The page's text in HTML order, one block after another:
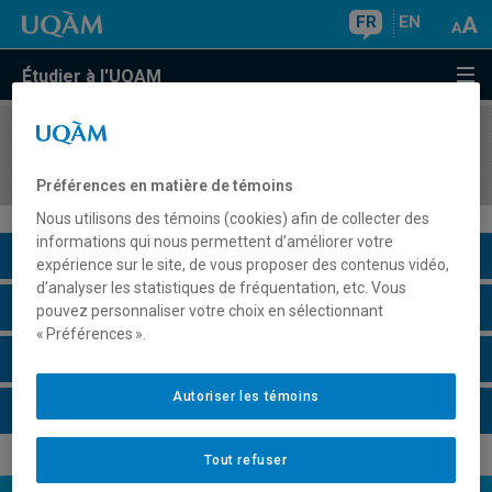
FR EN
Étudier à l'UQAM
COURS//
Description du cours
Horaire - Été 2026
Préférences en matière de témoins
Nous utilisons des témoins (cookies) afin de collecter des
informations qui nous permettent d’améliorer votre
expérience sur le site, de vous proposer des contenus vidéo,
d’analyser les statistiques de fréquentation, etc. Vous
pouvez personnaliser votre choix en sélectionnant
« Préférences ».
Tout refuser
Autoriser les témoins